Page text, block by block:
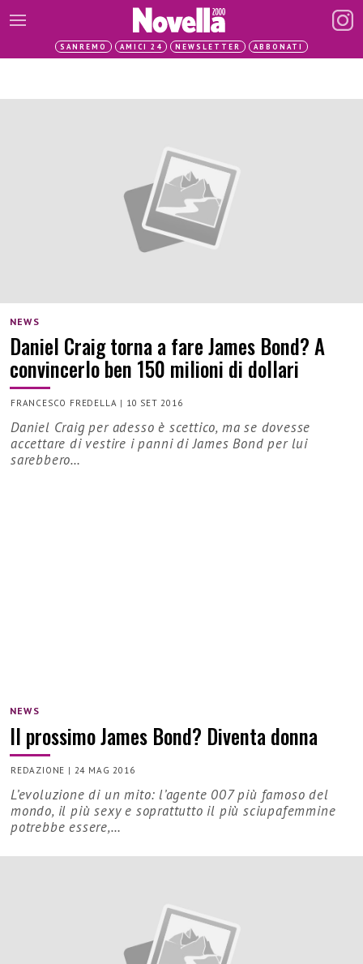
SANREMO AMICI 24 NEWSLETTER ABBONATI
NEWS
Daniel Craig torna a fare James Bond? A
convincerlo ben 150 milioni di dollari
FRANCESCO FREDELLA | 10 SET 2016
Daniel Craig per adesso è scettico, ma se dovesse
accettare di vestire i panni di James Bond per lui
sarebbero…
NEWS
Il prossimo James Bond? Diventa donna
REDAZIONE | 24 MAG 2016
L’evoluzione di un mito: l’agente 007 più famoso del
mondo, il più sexy e soprattutto il più sciupafemmine
potrebbe essere,…